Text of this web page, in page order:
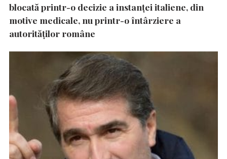
blocată printr-o decizie a instanţei italiene, din
motive medicale, nu printr-o întârziere a
autorităţilor române